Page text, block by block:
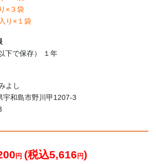
×３袋
り×１袋
下で保存） １年
よし
和島市野川甲1207-3
円 (税込5,616 円)